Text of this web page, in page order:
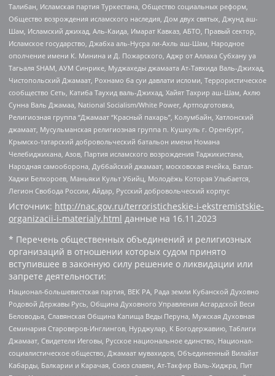
Талибан, Исламская партия Туркестана, Общество социальных реформ,
Общество возрождения исламского наследия, Дом двух святых, Джунд аш-
Шам, Исламский джихад, Аль-Каида, Имарат Кавказ, АБТО, Правый сектор,
Исламское государство, Джабха аль-Нусра ли-Ахль аш-Шам, Народное
ополчение имени К. Минина и Д. Пожарского, Аджр от Аллаха Субхану уа
Тагьаля SHAM, АУМ Синрике, Муджахеды джамаата Ат-Тавхида Валь-Джихад,
Чистопольский Джамаат, Рохнамо ба суи давлати исломи, Террористическое
сообщество Сеть, Катиба Таухид валь-Джихад, Хайят Тахрир аш-Шам, Ахлю
Сунна Валь Джамаа, National Socialism/White Power, Артподготовка,
Религиозная группа “Джамаат “Красный пахарь”, Колумбайн, Хатлонский
джамаат, Мусульманская религиозная группа п. Кушкуль г. Оренбург,
Крымско-татарский добровольческий батальон имени Номана
Челебиджихана, Азов, Партия исламского возрождения Таджикистана,
Народная самооборона, Дуббайский джамаат, московская ячейка, Батал-
Хаджи Белхороев, Маньяки Культ Убийц, Молодёжь Которая Улыбается,
Легион Свобода России, Айдар, Русский добровольческий корпус
Источник: http://nac.gov.ru/terroristicheskie-i-ekstremistskie-
organizacii-i-materialy.html данные на 16.11.2023
* Перечень общественных объединений и религиозных
организаций в отношении которых судом принято
вступившее в законную силу решение о ликвидации или
запрете деятельности:
Национал-большевистская партия, ВЕК РА, Рада земли Кубанской Духовно
Родовой Державы Русь, Община Духовного Управления Асгардской Веси
Беловодья, Славянская Община Капища Веды Перуна, Мужская Духовная
Семинария Староверов-Инглингов, Нурджулар, К Богодержавию, Таблиги
Джамаат, Свидетели Иеговы, Русское национальное единство, Национал-
социалистическое общество, Джамаат мувахидов, Объединенный Вилайат
Кабарды, Балкарии и Карачая, Союз славян, Ат-Такфир Валь-Хиджра, Пит